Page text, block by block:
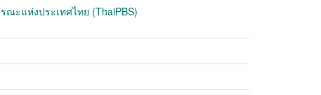
ณะแห่งประเทศไทย (ThaiPBS)